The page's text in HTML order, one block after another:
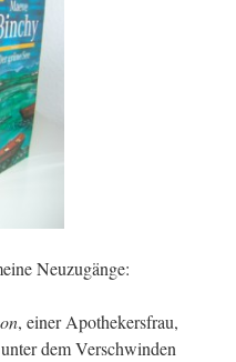
Neuzugänge:
, einer Apothekersfrau,
dem Verschwinden